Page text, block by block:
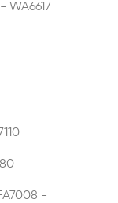
WA6617
-